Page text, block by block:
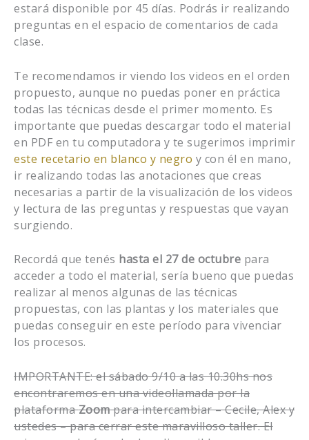
estará disponible por 45 días. Podrás ir realizando
preguntas en el espacio de comentarios de cada
clase.
Te recomendamos ir viendo los videos en el orden
propuesto, aunque no puedas poner en práctica
todas las técnicas desde el primer momento. Es
importante que puedas descargar todo el material
en PDF en tu computadora y te sugerimos imprimir
este recetario en blanco y negro y con él en mano,
ir realizando todas las anotaciones que creas
necesarias a partir de la visualización de los videos
y lectura de las preguntas y respuestas que vayan
surgiendo.
Recordá que tenés hasta el 27 de octubre para
acceder a todo el material, sería bueno que puedas
realizar al menos algunas de las técnicas
propuestas, con las plantas y los materiales que
puedas conseguir en este período para vivenciar
los procesos.
IMPORTANTE: el sábado 9/10 a las 10.30hs nos
encontraremos en una videollamada por la
plataformaZoompara intercambiar – Cecile, Alex y
ustedes – para cerrar este maravilloso taller. El